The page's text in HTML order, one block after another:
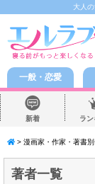
大人
一般・恋愛
新着 ラ
> 漫画家・作家・著書
著者一覧